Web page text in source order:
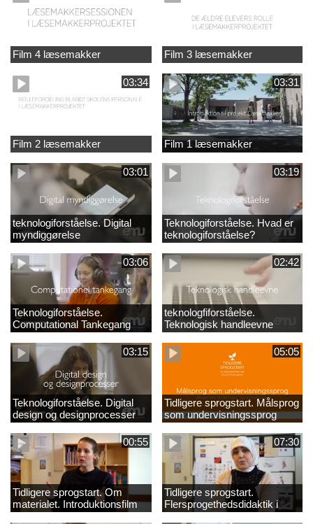
Film 4 læsemakker Film 3 læsemakker
03:34
Film 2 læsemakker
03:31
Film 1 læsemakker
03:01
teknologiforståelse. Digital
myndiggørelse
03:19
Teknologiforståelse. Hvad er
teknologiforståelse?
03:06
Teknologiforståelse.
Computational Tankegang
02:42
teknologfiforståelse.
Teknologisk handleevne
03:15
Teknologiforståelse. Digital
design og designprocesser
05:05
Tidligere sprogstart. Målsprog
som undervisningssprog
00:55
Tidligere sprogstart. Om
materialet. Introduktionsfilm
07:30
Tidligere sprogstart.
Flersprogethedsdidaktik i
fransk og tysk